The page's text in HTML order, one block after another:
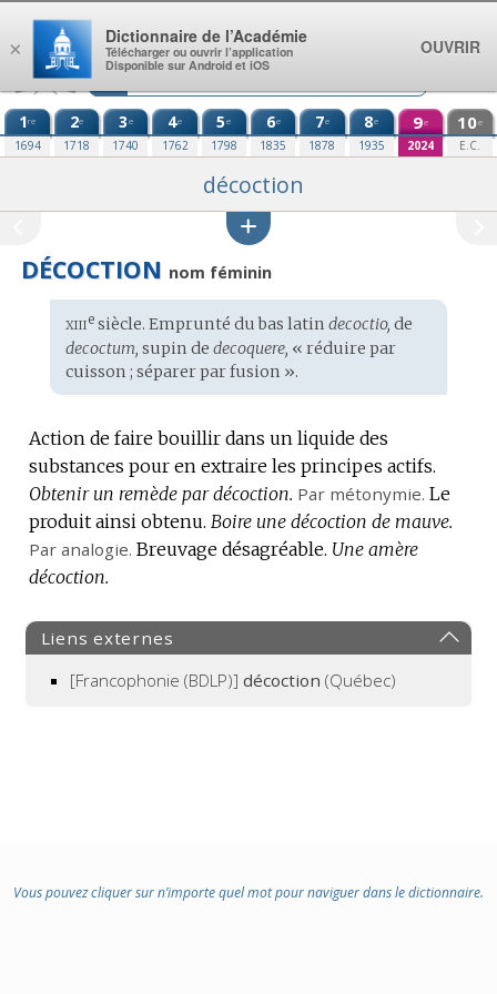
Aller au contenu
1re
1694
2e
1718
3e
1740
4e
1762
5e
1798
6e
1835
7e
1878
8e
1935
9e
2024
10e
E.C.
décoction
DÉCOCTION nom féminin
Étymologie
:
xiiiesiècle. Emprunté dubas latin decoctio, de
decoctum, supin de decoquere, « réduire par
cuisson ; séparer par fusion ».
Action de faire bouillir dans un liquide des
substances pour en extraire les principes actifs.
Obtenir un remède par décoction. Par métonymie. Le
produit ainsi obtenu. Boire une décoction de mauve.
Par analogie. Breuvage désagréable. Une amère
décoction.
Liens externes
[Francophonie (BDLP)] décoction (Québec)
Vous pouvez cliquer sur n’importe quel mot pour naviguer dans le dictionnaire.
×
Dictionnaire de l’Académie
Télécharger ou ouvrir l’application
Disponible sur Android et iOS
OUVRIR